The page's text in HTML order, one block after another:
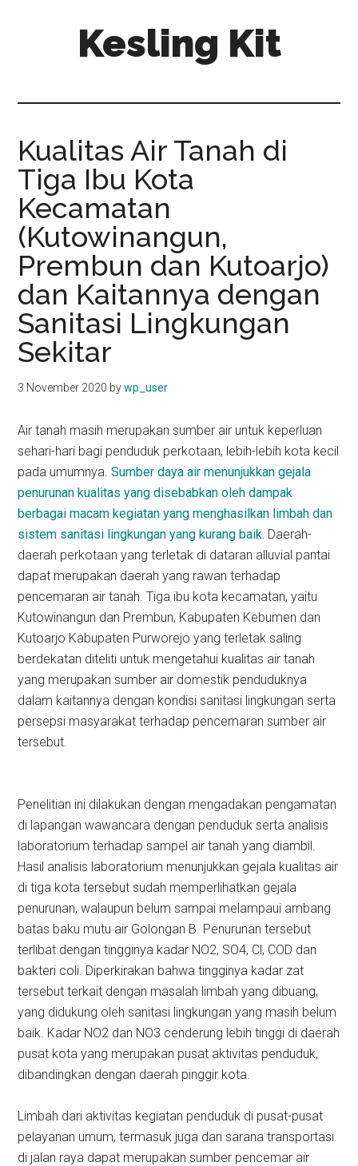
Kesling Kit
Kualitas Air Tanah di
Tiga Ibu Kota
Kecamatan
(Kutowinangun,
Prembun dan Kutoarjo)
dan Kaitannya dengan
Sanitasi Lingkungan
Sekitar
3 November 2020 bywp_user
Air tanah masih merupakan sumber air untuk keperluan
sehari-hari bagi penduduk perkotaan, lebih-lebih kota kecil
pada umumnya.Sumber daya air menunjukkan gejala
penurunan kualitas yang disebabkan oleh dampak
berbagai macam kegiatan yang menghasilkan limbah dan
sistem sanitasi lingkungan yang kurang baik. Daerah-
daerah perkotaan yang terletak di dataran alluvial pantai
dapat merupakan daerah yang rawan terhadap
pencemaran air tanah. Tiga ibu kota kecamatan, yaitu
Kutowinangun dan Prembun, Kabupaten Kebumen dan
Kutoarjo Kabupaten Purworejo yang terletak saling
berdekatan diteliti untuk mengetahui kualitas air tanah
yang merupakan sumber air domestik penduduknya
dalam kaitannya dengan kondisi sanitasi lingkungan serta
persepsi masyarakat terhadap pencemaran sumber air
tersebut.
Penelitian ini dilakukan dengan mengadakan pengamatan
di lapangan wawancara dengan penduduk serta analisis
laboratorium terhadap sampel air tanah yang diambil.
Hasil analisis laboratorium menunjukkan gejala kualitas air
di tiga kota tersebut sudah memperlihatkan gejala
penurunan, walaupun belum sampai melampaui ambang
batas baku mutu air Golongan B. Penurunan tersebut
terlibat dengan tingginya kadar NO2, SO4, Cl, COD dan
bakteri coli. Diperkirakan bahwa tingginya kadar zat
tersebut terkait dengan masalah limbah yang dibuang,
yang didukung oleh sanitasi lingkungan yang masih belum
baik. Kadar NO2 dan NO3 cenderung lebih tinggi di daerah
pusat kota yang merupakan pusat aktivitas penduduk,
dibandingkan dengan daerah pinggir kota.
Limbah dari aktivitas kegiatan penduduk di pusat-pusat
pelayanan umum, termasuk juga dari sarana transportasi
di jalan raya dapat merupakan sumber pencemar air